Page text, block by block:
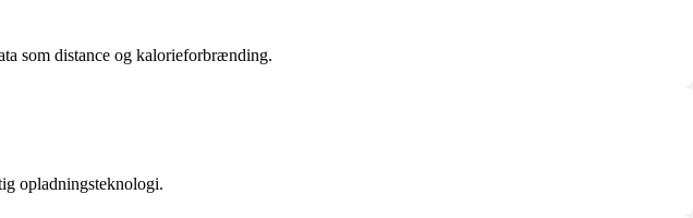
som distance og kalorieforbrænding.
opladningsteknologi.